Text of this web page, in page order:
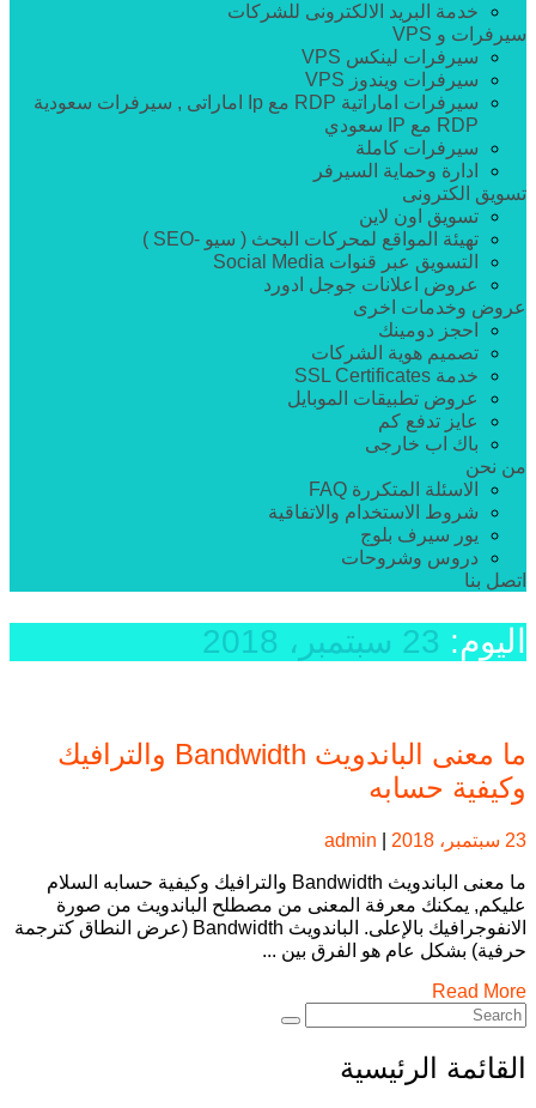
خدمة البريد الالكترونى للشركات
سيرفرات و VPS
سيرفرات لينكس VPS
سيرفرات ويندوز VPS
سيرفرات اماراتية RDP مع Ip اماراتى , سيرفرات سعودية
RDP مع IP سعودي
سيرفرات كاملة
ادارة وحماية السيرفر
تسويق الكترونى
تسويق اون لاين
تهيئة المواقع لمحركات البحث ( سيو -SEO )
التسويق عبر قنوات Social Media
عروض اعلانات جوجل ادورد
عروض وخدمات اخرى
احجز دومينك
تصميم هوية الشركات
خدمة SSL Certificates
عروض تطبيقات الموبايل
عايز تدفع كم
باك اب خارجى
من نحن
الاسئلة المتكررة FAQ
شروط الاستخدام والاتفاقية
يور سيرف بلوج
دروس وشروحات
اتصل بنا
اليوم: 23 سبتمبر، 2018
ما معنى الباندويث Bandwidth والترافيك
وكيفية حسابه
23 سبتمبر، 2018 admin
ما معنى الباندويث Bandwidth والترافيك وكيفية حسابه السلام
عليكم, يمكنك معرفة المعنى من مصطلح الباندويث من صورة
الانفوجرافيك بالإعلى. الباندويث Bandwidth (عرض النطاق كترجمة
حرفية) بشكل عام هو الفرق بين ...
Read More
القائمة الرئيسية